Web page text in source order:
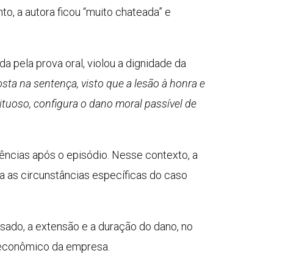
a autora ficou “muito chateada” e
pela prova oral, violou a dignidade da
na sentença, visto que a lesão à honra e
configura o dano moral passível de
após o episódio. Nesse contexto, a
as circunstâncias específicas do caso
a extensão e a duração do dano, no
da empresa.